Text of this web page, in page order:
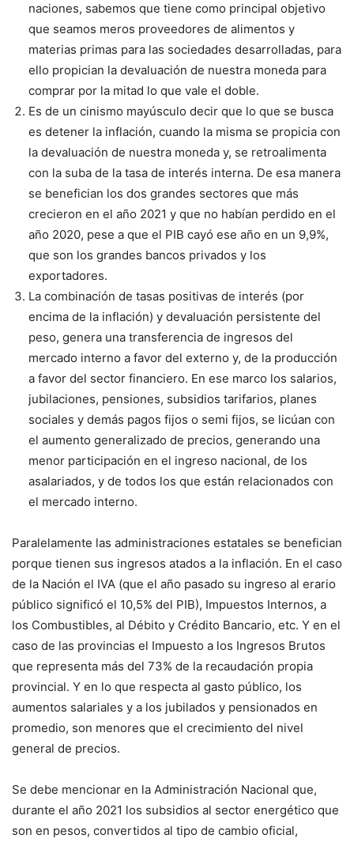
naciones, sabemos que tiene como principal objetivo
que seamos meros proveedores de alimentos y
materias primas para las sociedades desarrolladas, para
ello propician la devaluación de nuestra moneda para
comprar por la mitad lo que vale el doble.
Es de un cinismo mayúsculo decir que lo que se busca
es detener la inflación, cuando la misma se propicia con
la devaluación de nuestra moneda y, se retroalimenta
con la suba de la tasa de interés interna. De esa manera
se benefician los dos grandes sectores que más
crecieron en el año 2021 y que no habían perdido en el
año 2020, pese a que el PIB cayó ese año en un 9,9%,
que son los grandes bancos privados y los
exportadores.
La combinación de tasas positivas de interés (por
encima de la inflación) y devaluación persistente del
peso, genera una transferencia de ingresos del
mercado interno a favor del externo y, de la producción
a favor del sector financiero. En ese marco los salarios,
jubilaciones, pensiones, subsidios tarifarios, planes
sociales y demás pagos fijos o semi fijos, se licúan con
el aumento generalizado de precios, generando una
menor participación en el ingreso nacional, de los
asalariados, y de todos los que están relacionados con
el mercado interno.
Paralelamente las administraciones estatales se benefician
porque tienen sus ingresos atados a la inflación. En el caso
de la Nación el IVA (que el año pasado su ingreso al erario
público significó el 10,5% del PIB), Impuestos Internos, a
los Combustibles, al Débito y Crédito Bancario, etc. Y en el
caso de las provincias el Impuesto a los Ingresos Brutos
que representa más del 73% de la recaudación propia
provincial. Y en lo que respecta al gasto público, los
aumentos salariales y a los jubilados y pensionados en
promedio, son menores que el crecimiento del nivel
general de precios.
Se debe mencionar en la Administración Nacional que,
durante el año 2021 los subsidios al sector energético que
son en pesos, convertidos al tipo de cambio oficial,